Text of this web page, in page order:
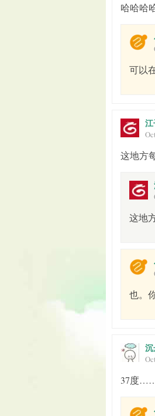
哈哈哈
可以
这地方
这地
也。
37度……